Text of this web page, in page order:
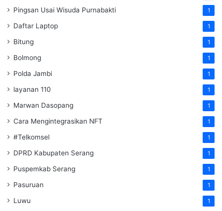
Pingsan Usai Wisuda Purnabakti 1
Daftar Laptop 1
Bitung 1
Bolmong 1
Polda Jambi 1
layanan 110 1
Marwan Dasopang 1
Cara Mengintegrasikan NFT 1
#Telkomsel 1
DPRD Kabupaten Serang 1
Puspemkab Serang 1
Pasuruan 1
Luwu 1